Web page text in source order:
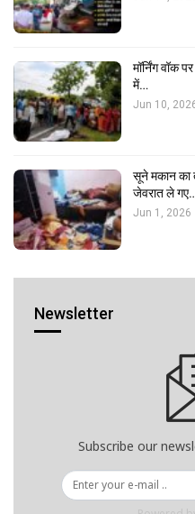
मॉर्निंग वॉक
में…
Jun 10,
सूने मकान का
जेवरात ले
Jun 1, 2026
Newsletter
Subscribe our